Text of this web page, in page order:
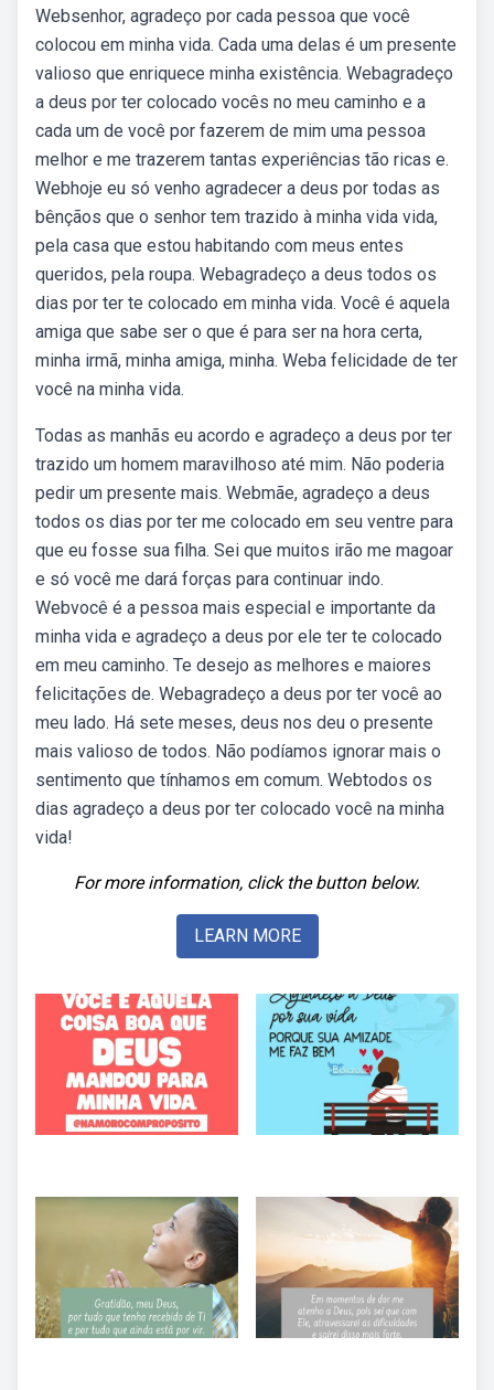
Websenhor, agradeço por cada pessoa que você
colocou em minha vida. Cada uma delas é um presente
valioso que enriquece minha existência. Webagradeço
a deus por ter colocado vocês no meu caminho e a
cada um de você por fazerem de mim uma pessoa
melhor e me trazerem tantas experiências tão ricas e.
Webhoje eu só venho agradecer a deus por todas as
bênçãos que o senhor tem trazido à minha vida vida,
pela casa que estou habitando com meus entes
queridos, pela roupa. Webagradeço a deus todos os
dias por ter te colocado em minha vida. Você é aquela
amiga que sabe ser o que é para ser na hora certa,
minha irmã, minha amiga, minha. Weba felicidade de ter
você na minha vida.
Todas as manhãs eu acordo e agradeço a deus por ter
trazido um homem maravilhoso até mim. Não poderia
pedir um presente mais. Webmãe, agradeço a deus
todos os dias por ter me colocado em seu ventre para
que eu fosse sua filha. Sei que muitos irão me magoar
e só você me dará forças para continuar indo.
Webvocê é a pessoa mais especial e importante da
minha vida e agradeço a deus por ele ter te colocado
em meu caminho. Te desejo as melhores e maiores
felicitações de. Webagradeço a deus por ter você ao
meu lado. Há sete meses, deus nos deu o presente
mais valioso de todos. Não podíamos ignorar mais o
sentimento que tínhamos em comum. Webtodos os
dias agradeço a deus por ter colocado você na minha
vida!
For more information, click the button below.
LEARN MORE